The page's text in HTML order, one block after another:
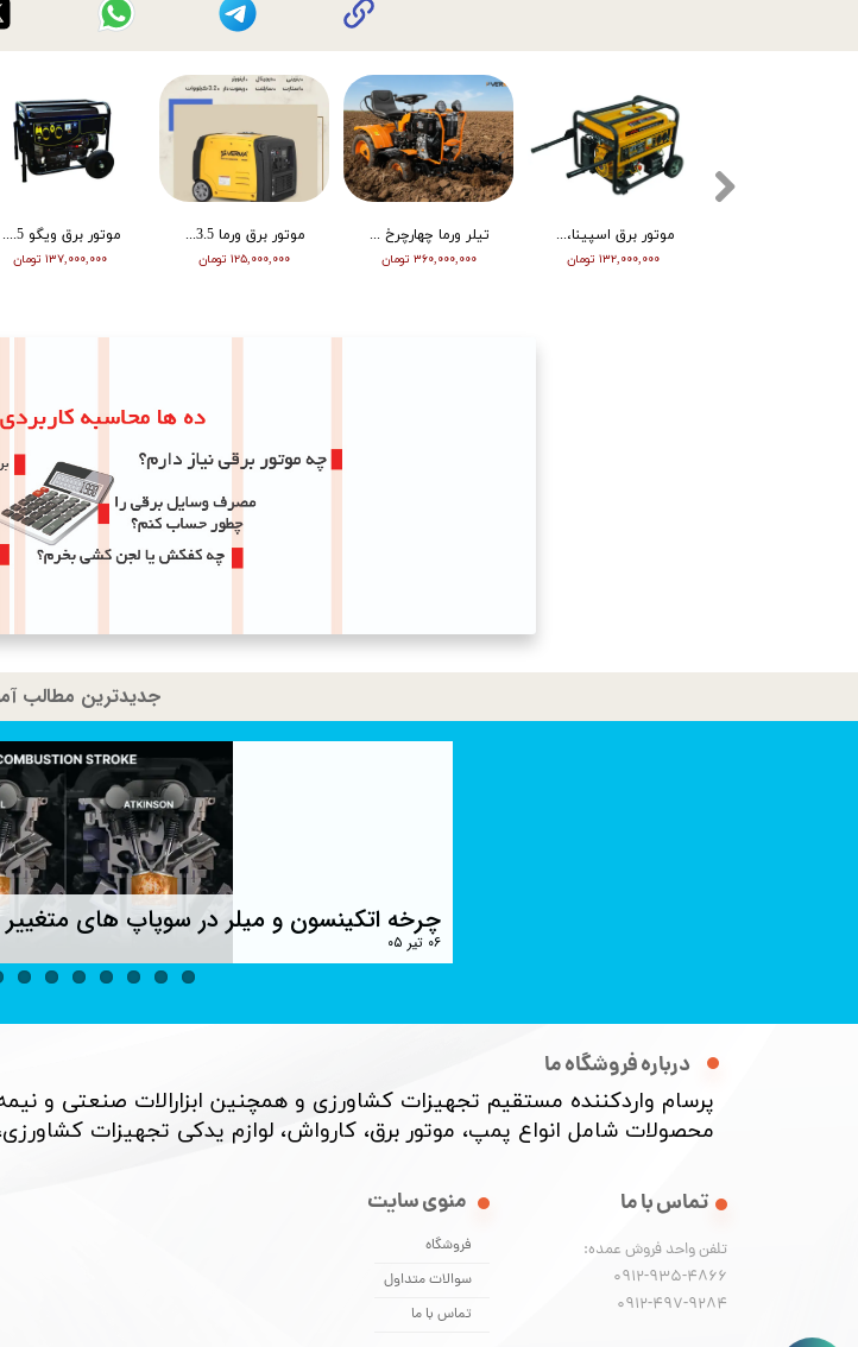
موتور برق ویگو 8.5 کیلووات بنزینی سه فاز WG11500T
۱۳۷,۰۰۰,۰۰۰ تومان
موتور برق ورما 3.5 کیلووات سایلنت اینورتر ریموت دار VM6500i
۱۲۵,۰۰۰,۰۰۰ تومان
تیلر ورما چهارچرخ (مینی تراکتور) ، دیزل ، چرخ بزرگ ، دوچراغ، استارت vm001
۳۶۰,۰۰۰,۰۰۰ تومان
موتور برق اسپینا، تکفاز 8 کیلو وات، ATS دار مدل SP18000E
۱۳۲,۰۰۰,۰۰۰ تومان
جدیدترین مطالب
چرخه اتکینسون و میلر در سوپاپ های متغییر
۰۶ تیر ۰۵
درباره فروشگاه ما
پرسام واردکننده مستقیم تجهیزات کشاورزی و همچنین ابزارالات صنعتی و
محصولات شامل انواع پمپ، موتور برق، کارواش، لوازم یدکی تجهیزات
منوی سایت
فروشگاه
سوالات متداول
تماس با ما
تماس با ما
تلفن واحد فروش عمده:
0912-935-4866
​​​​​​​0912-497-9284